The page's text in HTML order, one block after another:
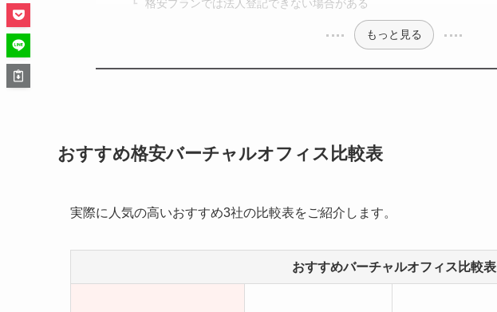
格安プランでは法人登記できない場合がある
もっと見る
おすすめ格安バーチャルオフィス比較表
実際に人気の高いおすすめ3社の比較表をご紹介します。
おすすめバーチャルオフィス比較表